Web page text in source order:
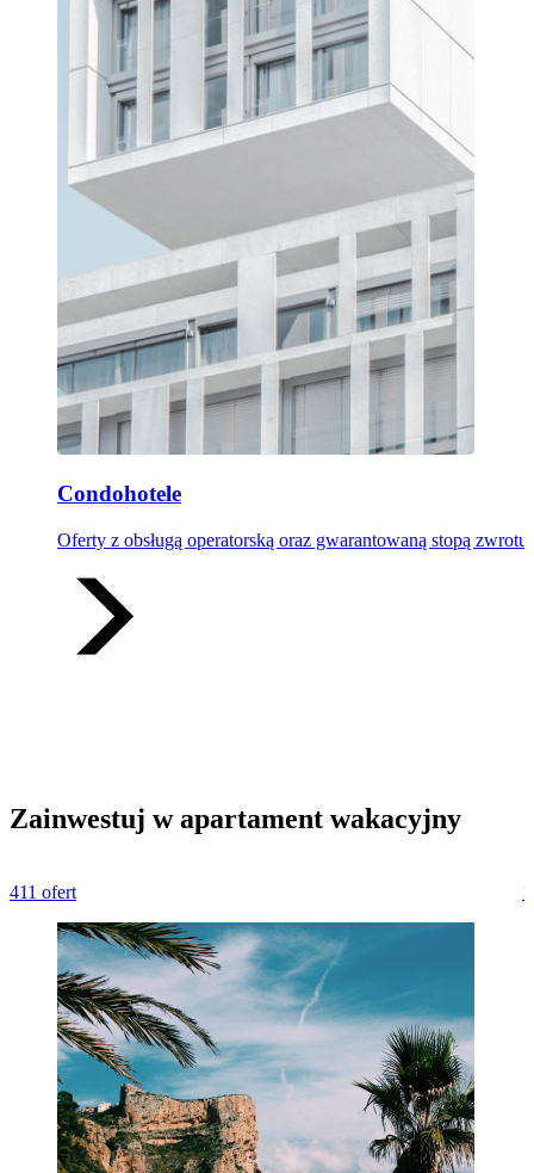
Condohotele
Oferty z obsługą operatorską oraz gwarantowaną stopą
Zainwestuj w apartament wakacyjny
411 ofert